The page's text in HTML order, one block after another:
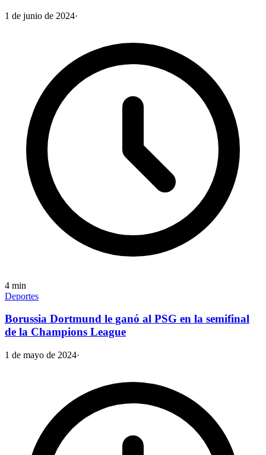
1 de junio de 2024·
4 min
Deportes
Borussia Dortmund le ganó al PSG en la semifinal
de la Champions League
1 de mayo de 2024·